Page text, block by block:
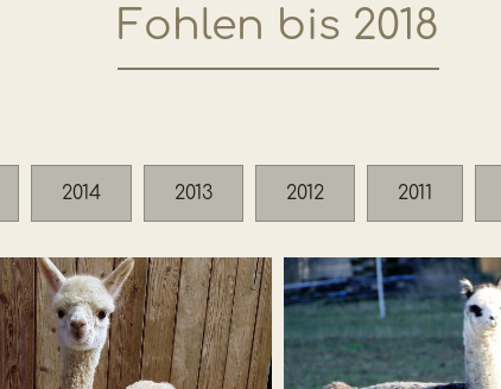
Fohlen bis 2018
2014 2013 2012 2011